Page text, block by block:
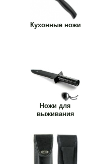
Кухонные ножи
Ножи для
выживания